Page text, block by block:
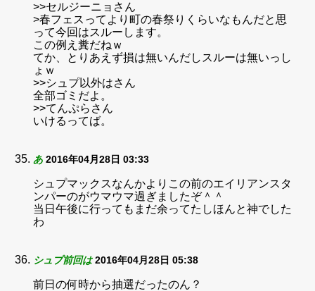
>>セルジーニョさん
>春フェスってより町の春祭りくらいなもんだと思
って今回はスルーします。
この例え糞だねｗ
てか、とりあえず損は無いんだしスルーは無いっし
ょｗ
>>シュプ以外はさん
全部ゴミだよ。
>>てんぷらさん
いけるってば。
あ 2016年04月28日 03:33
シュプマックスなんかよりこの前のエイリアンスタ
ンパーのがウマウマ過ぎましたぞ＾＾
当日午後に行ってもまだ余ってたしほんと神でした
わ
シュプ前回は 2016年04月28日 05:38
前日の何時から抽選だったのん？